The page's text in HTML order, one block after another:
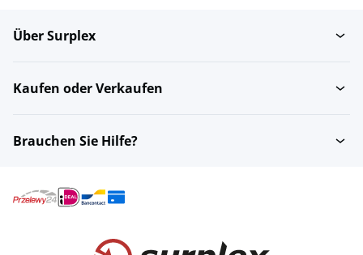
Über Surplex
Kaufen oder Verkaufen
Brauchen Sie Hilfe?